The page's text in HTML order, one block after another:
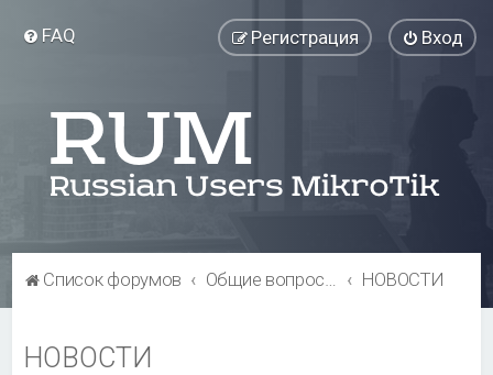
FAQ Вход
Регистрация
Список форумов Общие вопросы НОВОСТИ
НОВОСТИ